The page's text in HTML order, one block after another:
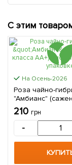
С этим
На Осень-2026
Роза чайно-
"Амбианс"
АА+) высший сорт
упаковке
210 грн
-